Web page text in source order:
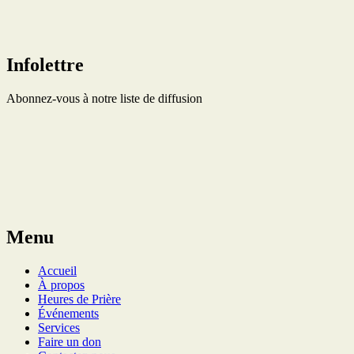
Infolettre
Abonnez-vous à notre liste de diffusion
Menu
Accueil
À propos
Heures de Prière
Événements
Services
Faire un don